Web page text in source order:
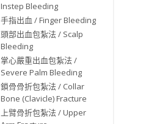
Instep Bleeding
手指出血 / Finger Bleeding
頭部出血包紮法 / Scalp
Bleeding
掌心嚴重出血包紮法 /
Severe Palm Bleeding
鎖骨骨折包紮法 / Collar
Bone (Clavicle) Fracture
上臂骨折包紮法 / Upper